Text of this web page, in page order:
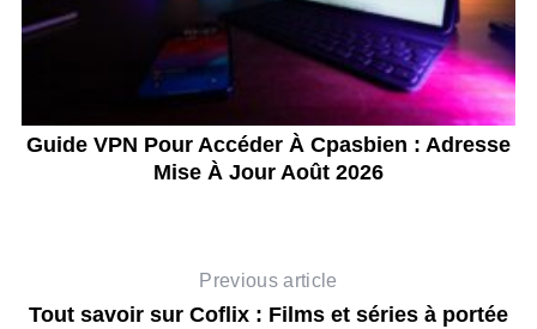
Guide VPN Pour Accéder À Cpasbien : Adresse
Mise À Jour Août 2026
Previous article
Tout savoir sur Coflix : Films et séries à portée